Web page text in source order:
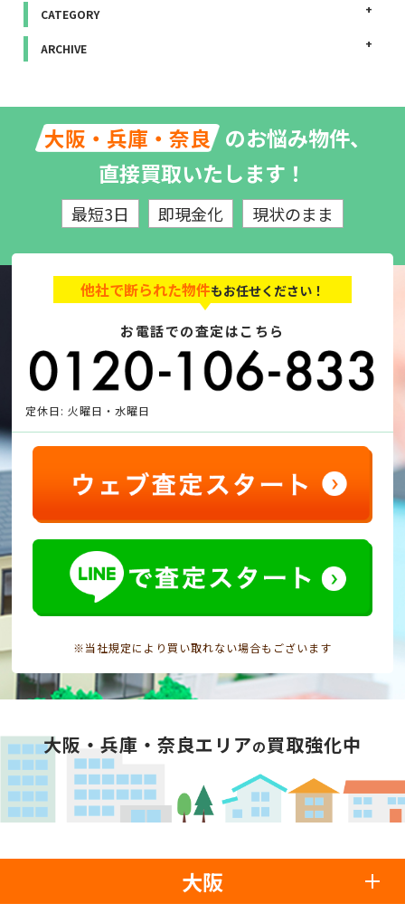
CATEGORY
ARCHIVE
大阪・兵庫・奈良 のお悩み物件、
直接買取いたします！
最短3日 即現金化 現状のまま
他社で断られた物件もお任せください！
お電話での査定はこちら
定休日: 火曜日・水曜日
※当社規定により買い取れない場合もございます
大阪・兵庫・奈良エリアの買取強化中
大阪